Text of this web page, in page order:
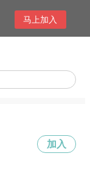
马上加入
加入